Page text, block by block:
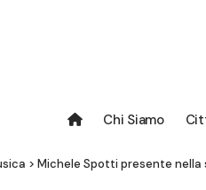
Chi Siamo
> Michele Spotti presente nella